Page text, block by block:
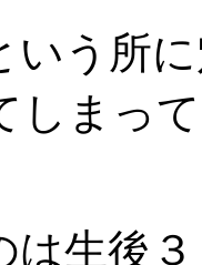
いう所
しまっ
は生後